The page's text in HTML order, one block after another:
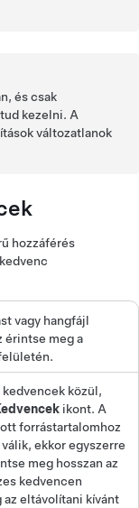
és csak
kezelni. A
változatlanok
hozzáférés
vagy hangfájl
érintse meg a
közül,
ikont. A
forrástartalomhoz
ekkor egyszerre
meg hosszan az
kedvencen
az eltávolítani kívánt